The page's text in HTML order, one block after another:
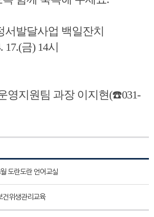
서발달사업 백일잔치
17.(금) 14시
영지원팀 과장 이지현(☎️031-
도란도란 언어교실
건위생관리교육